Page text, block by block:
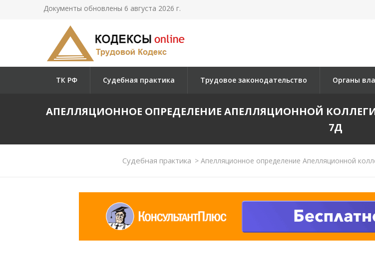
Документы обновлены 6 августа 2026 г.
ТК РФ Судебная практика Трудовое законодательство Органы
АПЕЛЛЯЦИОННОЕ ОПРЕДЕЛЕНИЕ АПЕЛЛЯЦИОННОЙ
7Д
Судебная практика > Апелляционное определение Апелляционной